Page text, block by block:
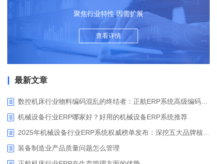
聚焦行业特性 因需扩展
查看详情
最新文章
机械设备行业ERP哪家好？好用的机械设备ERP系统推荐
装备制造业产品质量问题怎么管理